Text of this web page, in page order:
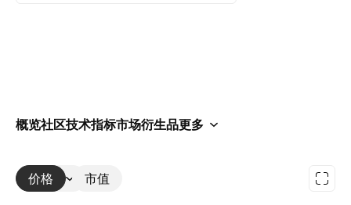
概览社区技术指标市场衍生品更多
价格 市值
更多